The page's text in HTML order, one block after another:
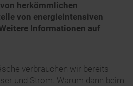
herkömmlichen
von energieintensiven
Informationen auf
verbrauchen wir bereits
und Strom. Warum dann beim